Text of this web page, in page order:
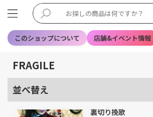
このショップについて 店舗&イベント情報
FRAGILE
並べ替え
裏切り挽歌